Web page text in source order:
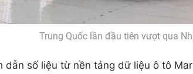
Trung Quốc lần đầu tiên vượt qua
dẫn số liệu từ nền tảng dữ liệu ô tô